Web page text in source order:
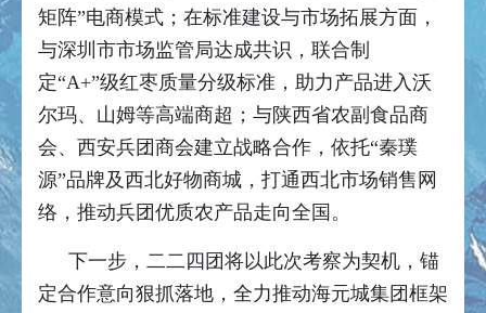
矩阵”电商模式；在标准建设与市场拓展方面，
与深圳市市场监管局达成共识，联合制
定“A+”级红枣质量分级标准，助力产品进入沃
尔玛、山姆等高端商超；与陕西省农副食品商
会、西安兵团商会建立战略合作，依托“秦璞
源”品牌及西北好物商城，打通西北市场销售网
络，推动兵团优质农产品走向全国。
下一步，二二四团将以此次考察为契机，锚
定合作意向狠抓落地，全力推动海元城集团框架